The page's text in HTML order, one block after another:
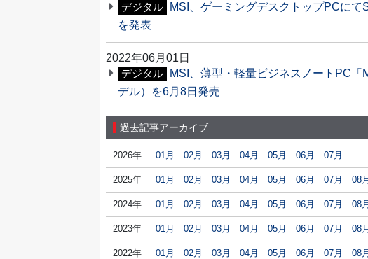
デジタル
MSI、ゲーミングデスクトップPCに
を発表
2022年06月01日
デジタル
MSI、薄型・軽量ビジネスノートPC
デル）を6月8日発売
過去記事アーカイブ
2026年 01月 02月 03月 04月 05月 06月 07月
2025年 01月 02月 03月 04月 05月 06月 07月 08月
2024年 01月 02月 03月 04月 05月 06月 07月 08月
2023年 01月 02月 03月 04月 05月 06月 07月 08月
2022年 01月 02月 03月 04月 05月 06月 07月 08月